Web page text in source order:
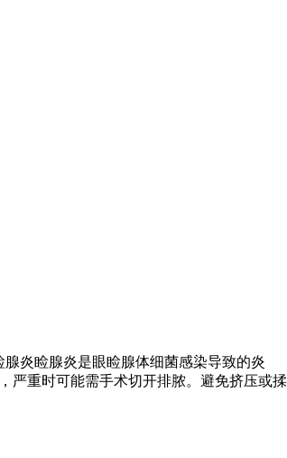
炎睑腺炎是眼睑腺体细菌感染导致的炎
严重时可能需手术切开排脓。避免挤压或揉